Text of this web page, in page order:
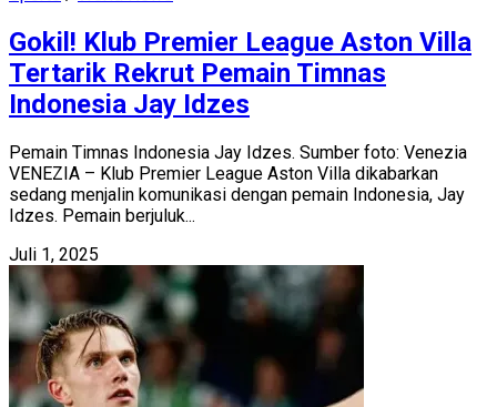
Gokil! Klub Premier League Aston Villa
Tertarik Rekrut Pemain Timnas
Indonesia Jay Idzes
Pemain Timnas Indonesia Jay Idzes. Sumber foto: Venezia
VENEZIA – Klub Premier League Aston Villa dikabarkan
sedang menjalin komunikasi dengan pemain Indonesia, Jay
Idzes. Pemain berjuluk...
Juli 1, 2025